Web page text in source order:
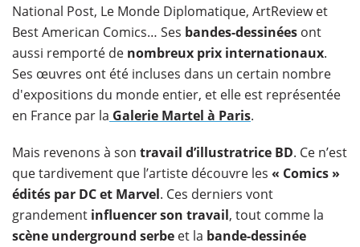
National Post, Le Monde Diplomatique, ArtReview et
Best American Comics… Ses bandes-dessinées ont
aussi remporté de nombreux prix internationaux.
Ses œuvres ont été incluses dans un certain nombre
d'expositions du monde entier, et elle est représentée
en France par la Galerie Martel à Paris.
Mais revenons à son travail d’illustratrice BD. Ce n’est
que tardivement que l’artiste découvre les « Comics »
édités par DC et Marvel. Ces derniers vont
grandement influencer son travail, tout comme la
scène underground serbe et la bande-dessinée